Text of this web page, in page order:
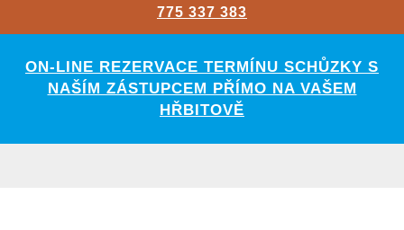
775 337 383
ON-LINE REZERVACE TERMÍNU SCHŮZKY S
NAŠÍM ZÁSTUPCEM PŘÍMO NA VAŠEM
HŘBITOVĚ